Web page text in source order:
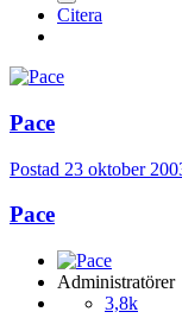
Citera
Pace
Postad 23 oktober
Pace
Administratörer
3,8k